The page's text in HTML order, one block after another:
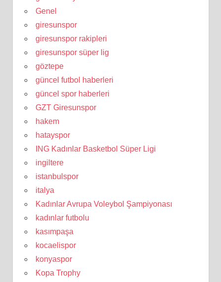
Genel
giresunspor
giresunspor rakipleri
giresunspor süper lig
göztepe
güncel futbol haberleri
güncel spor haberleri
GZT Giresunspor
hakem
hatayspor
ING Kadınlar Basketbol Süper Ligi
ingiltere
istanbulspor
italya
Kadınlar Avrupa Voleybol Şampiyonası
kadınlar futbolu
kasımpaşa
kocaelispor
konyaspor
Kopa Trophy